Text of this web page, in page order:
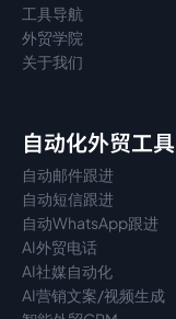
工具导航
外贸学院
关于我们
自动化外贸工具
自动邮件跟进
自动短信跟进
自动WhatsApp跟进
AI外贸电话
AI社媒自动化
AI营销文案/视频生成